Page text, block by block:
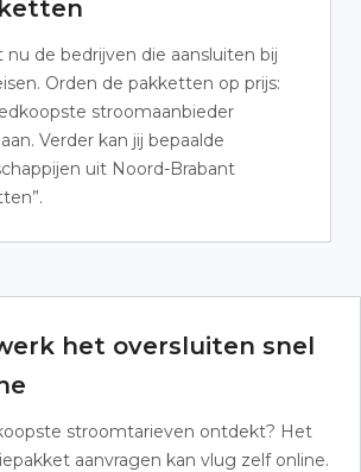
nu de bedrijven die aansluiten bij
Orden de pakketten op prijs:
stroomaanbieder
Verder kan jij bepaalde
uit Noord-Brabant
het oversluiten snel
stroomtarieven ontdekt? Het
aanvragen kan vlug zelf online.